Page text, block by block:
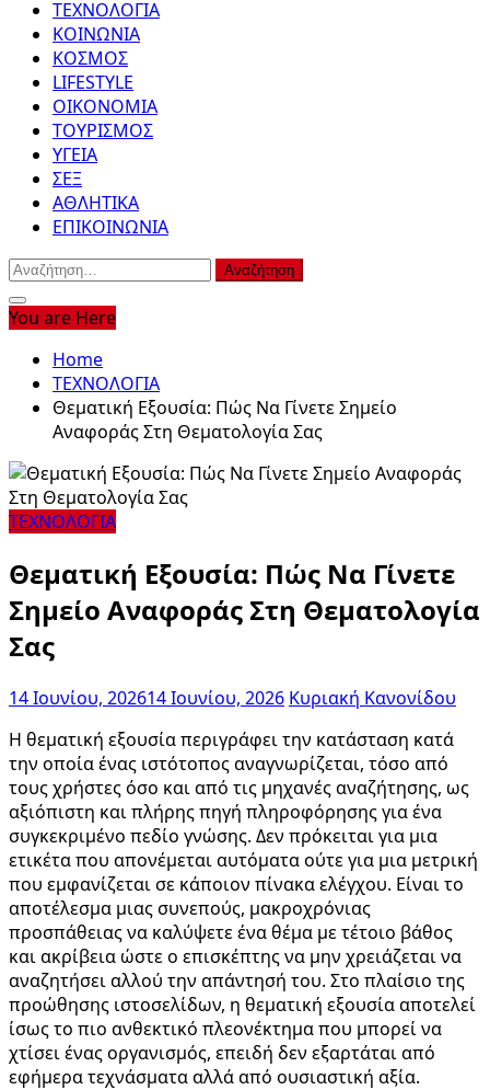
ΤΕΧΝΟΛΟΓΙΑ
ΚΟΙΝΩΝΙΑ
ΚΟΣΜΟΣ
LIFESTYLE
ΟΙΚΟΝΟΜΙΑ
ΤΟΥΡΙΣΜΟΣ
ΥΓΕΙΑ
ΣΕΞ
ΑΘΛΗΤΙΚΑ
ΕΠΙΚΟΙΝΩΝΙΑ
Αναζήτηση
για:
You are Here
Home
ΤΕΧΝΟΛΟΓΙΑ
Θεματική Εξουσία: Πώς Να Γίνετε Σημείο
Αναφοράς Στη Θεματολογία Σας
ΤΕΧΝΟΛΟΓΙΑ
Θεματική Εξουσία: Πώς Να Γίνετε
Σημείο Αναφοράς Στη Θεματολογία
Σας
14 Ιουνίου, 202614 Ιουνίου, 2026 Κυριακή Κανονίδου
Η θεματική εξουσία περιγράφει την κατάσταση κατά
την οποία ένας ιστότοπος αναγνωρίζεται, τόσο από
τους χρήστες όσο και από τις μηχανές αναζήτησης, ως
αξιόπιστη και πλήρης πηγή πληροφόρησης για ένα
συγκεκριμένο πεδίο γνώσης. Δεν πρόκειται για μια
ετικέτα που απονέμεται αυτόματα ούτε για μια μετρική
που εμφανίζεται σε κάποιον πίνακα ελέγχου. Είναι το
αποτέλεσμα μιας συνεπούς, μακροχρόνιας
προσπάθειας να καλύψετε ένα θέμα με τέτοιο βάθος
και ακρίβεια ώστε ο επισκέπτης να μην χρειάζεται να
αναζητήσει αλλού την απάντησή του. Στο πλαίσιο της
προώθησης ιστοσελίδων, η θεματική εξουσία αποτελεί
ίσως το πιο ανθεκτικό πλεονέκτημα που μπορεί να
χτίσει ένας οργανισμός, επειδή δεν εξαρτάται από
εφήμερα τεχνάσματα αλλά από ουσιαστική αξία.